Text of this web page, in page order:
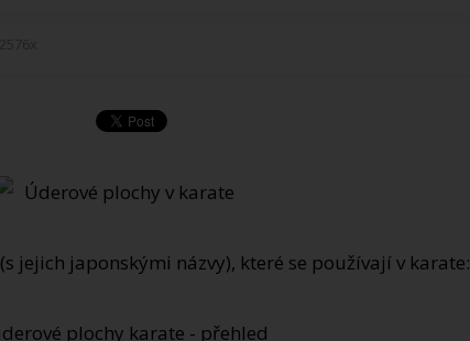
(s jejich japonskými názvy), které se používají v karate: